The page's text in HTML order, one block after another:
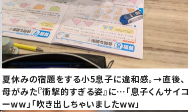
夏休みの宿題をする小5息子に違和感。→直後、
母がみた『衝撃的すぎる姿』に…「息子くんサイコ
ーww」「吹き出しちゃいましたww」